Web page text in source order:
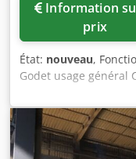
prix
État: nouveau,
Godet usage général